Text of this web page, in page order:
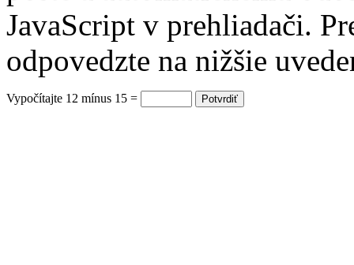
JavaScript v prehliadači.
odpovedzte na nižšie
Vypočítajte 12 mínus 15 =